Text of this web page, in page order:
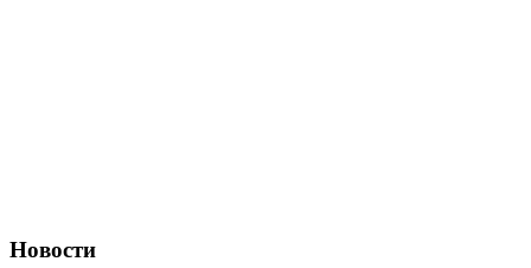
Новости